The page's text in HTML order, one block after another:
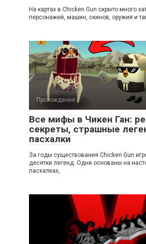
На картах в Chicken Gun скрыто много
персонажей, машин, скинов, оружия и
Прохождения
Все мифы в Чикен Ган:
секреты, страшные
пасхалки
За годы существования Chicken Gun
десятки легенд. Одни основаны на
пасхалках,